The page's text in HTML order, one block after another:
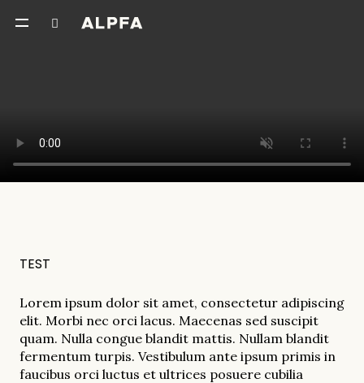
TEST
Lorem ipsum dolor sit amet, consectetur adipiscing
elit. Morbi nec orci lacus. Maecenas sed suscipit
quam. Nulla congue blandit mattis. Nullam blandit
fermentum turpis. Vestibulum ante ipsum primis in
faucibus orci luctus et ultrices posuere cubilia